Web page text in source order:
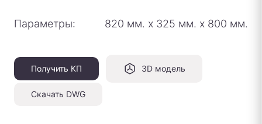
Параметры: 820 мм. х 325 мм. х 800 мм.
Получить КП 3D модель
Скачать DWG